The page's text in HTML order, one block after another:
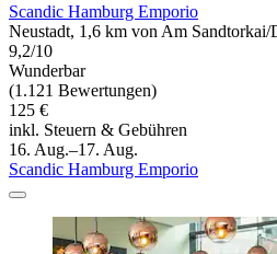
Scandic Hamburg Emporio
Neustadt, 1,6 km von Am Sandtorkai/
9,2/10
Wunderbar
(1.121 Bewertungen)
125 €
inkl. Steuern & Gebühren
16. Aug.–17. Aug.
Scandic Hamburg Emporio